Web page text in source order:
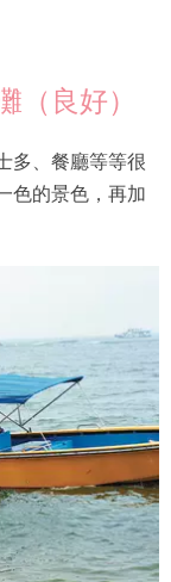
（良好）
多、餐廳等等很
色的景色，再加